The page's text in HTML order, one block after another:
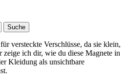
Suche
versteckte Verschlüsse, da sie klein,
ich dir, wie du diese Magnete in
Kleidung als unsichtbare